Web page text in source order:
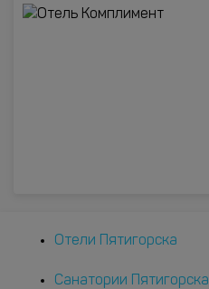
Отели Пятигорска
Санатории Пятигорска